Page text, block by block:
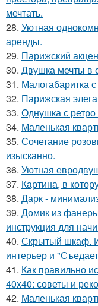
мечтать.
28. Уютная
аренды.
29. Парижский
30. Двушка мечты в
31. Малогабаритка
32. Парижская
33. Однушка с
34. Маленькая
35. Сочетание
изысканно.
36. Уютная
37. Картина, в
38. Дарк -
39. Домик из
инструкция для
40. Скрытый шкаф.
интерьер и
41. Как правильно
40x40: советы и
42. Маленькая